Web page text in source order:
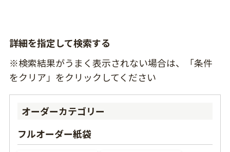
詳細を指定して検索する
※検索結果がうまく表示されない場合は、「条件
をクリア」をクリックしてください
オーダーカテゴリー
フルオーダー紙袋